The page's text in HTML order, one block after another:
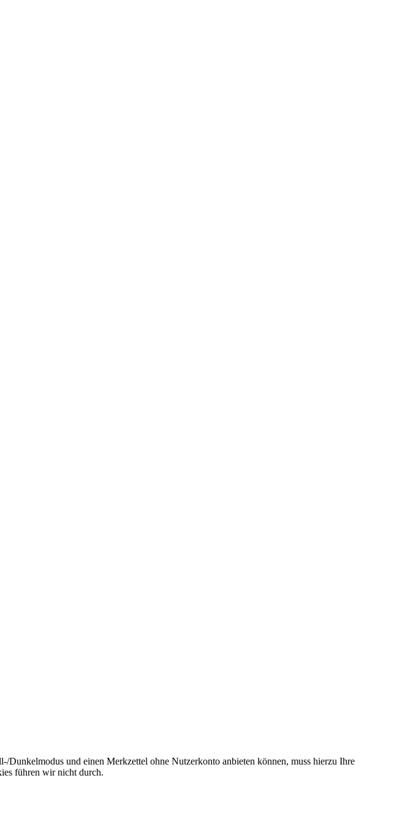
und einen Merkzettel ohne Nutzerkonto anbieten können, muss hierzu Ihre
führen wir nicht durch.